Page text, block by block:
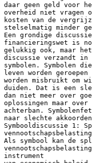
daar geen geld voor
overheid niet vragen
kosten van de
stelselmatig minder
Een grondige
financieringswet is
gelukkig ook, maar
discussie verzandt in
symbolen. Symbolen
leven worden
worden misbruikt om
duiden. Dat is een
dan niet meer over
oplossingen maar
achterban.
naar slechte
Symbooldiscussie 1:
vennootschapsbelasting
Als symbool kan de
instrument